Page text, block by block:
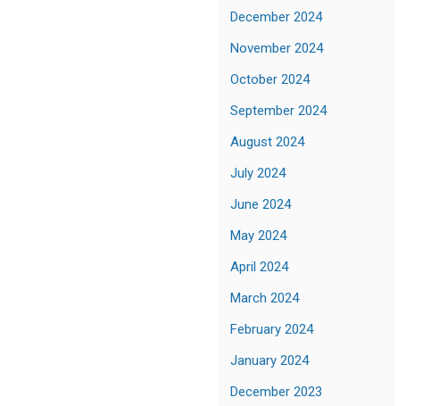
December 2024
November 2024
October 2024
September 2024
August 2024
July 2024
June 2024
May 2024
April 2024
March 2024
February 2024
January 2024
December 2023